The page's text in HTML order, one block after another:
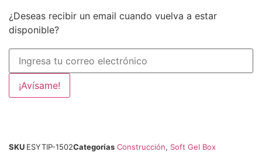
¿Deseas recibir un email cuando vuelva a estar
disponible?
¡Avísame!
SKU ESYTIP-1502Categorías Construcción, Soft Gel Box